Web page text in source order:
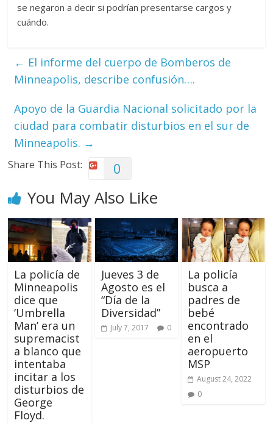
se negaron a decir si podrían presentarse cargos y
cuándo.
← El informe del cuerpo de Bomberos de
Minneapolis, describe confusión….
Apoyo de la Guardia Nacional solicitado por la
ciudad para combatir disturbios en el sur de
Minneapolis. →
Share This Post: 0
You May Also Like
La policía de
Minneapolis
dice que
‘Umbrella
Man’ era un
supremacist
a blanco que
intentaba
incitar a los
disturbios de
George
Floyd.
Jueves 3 de
Agosto es el
“Día de la
Diversidad”
July 7, 2017 0
La policía
busca a
padres de
bebé
encontrado
en el
aeropuerto
MSP
August 24, 2022
0